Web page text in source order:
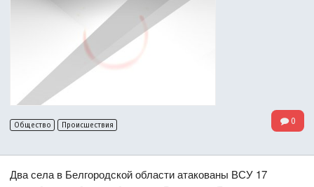
Общество Происшествия 0
Два села в Белгородской области атакованы ВСУ 17